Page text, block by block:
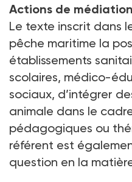
Actions de
Le texte inscrit dans
pêche maritime la
établissements
scolaires, médico-
sociaux, d’intégrer
animale dans le
pédagogiques ou
référent est
question en la